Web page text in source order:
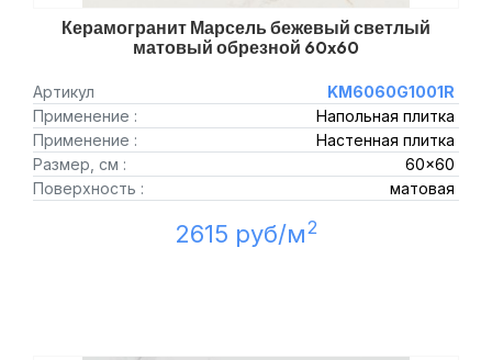
Керамогранит Марсель бежевый светлый
матовый обрезной 60x60
Артикул
KM6060G1001R
Применение :
Напольная плитка
Применение :
Настенная плитка
Размер, см :
60x60
Поверхность :
матовая
2615 руб/м2